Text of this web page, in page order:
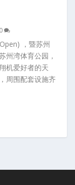
0
，暨苏州
州湾体育公园，
机爱好者的天
周围配套设施齐